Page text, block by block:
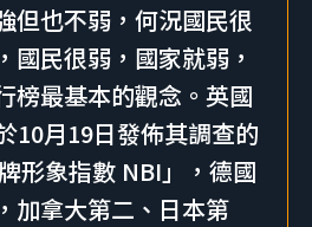
但也不弱，何況國民很
國民很弱，國家就弱，
榜最基本的觀念。英國
10月19日發佈其調查的
形象指數 NBI」，德國
加拿大第二、日本第